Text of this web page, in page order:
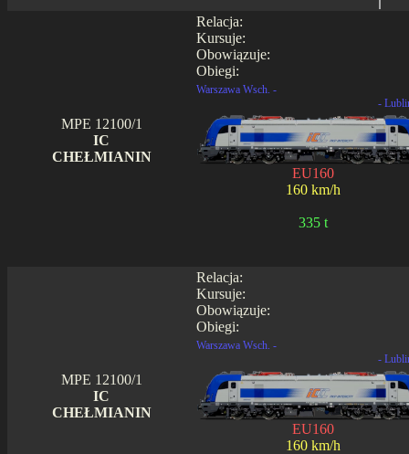
Relacja:
Kursuje:
Obowiązuje:
Obiegi:
MPE 12100/1
IC
CHEŁMIANIN
Warszawa Wsch. -
-
EU160
160 km/h
335 t
Relacja:
Kursuje:
Obowiązuje:
Obiegi:
MPE 12100/1
IC
CHEŁMIANIN
Warszawa Wsch. -
-
EU160
160 km/h